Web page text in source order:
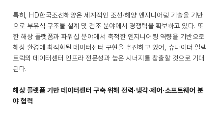
특히, HD한국조선해양은 세계적인 조선·해양 엔지니어링 기술을 기반
으로 부유식 구조물 설계 및 건조 분야에서 경쟁력을 확보하고 있다. 또
한 해상 플랫폼과 파워십 분야에서 축적한 엔지니어링 역량을 기반으로
해상 환경에 최적화된 데이터센터 구현을 추진하고 있어, 슈나이더 일렉
트릭의 데이터센터 인프라 전문성과 높은 시너지를 창출할 것으로 기대
된다.
해상 플랫폼 기반 데이터센터 구축 위해 전력·냉각·제어·소프트웨어 분
야 협력